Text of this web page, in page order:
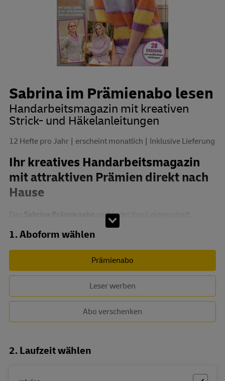
Sabrina im Prämienabo lesen
Handarbeitsmagazin mit kreativen
Strick- und Häkelanleitungen
12 Hefte pro Jahr erscheint monatlich Inklusive Lieferung
Ihr kreatives Handarbeitsmagazin
mit attraktiven Prämien direkt nach
Hause
verbindet Ihre Leidenschaft...
Abo zusammenstellen
1. Aboform wählen
Prämienabo
Leser werben
Abo verschenken
2. Laufzeit wählen